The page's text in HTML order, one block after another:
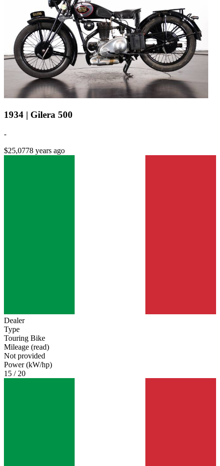
1934 | Gilera 500
-
$25,0778 years ago
Dealer
Type
Touring Bike
Mileage (read)
Not provided
Power (kW/hp)
15 / 20